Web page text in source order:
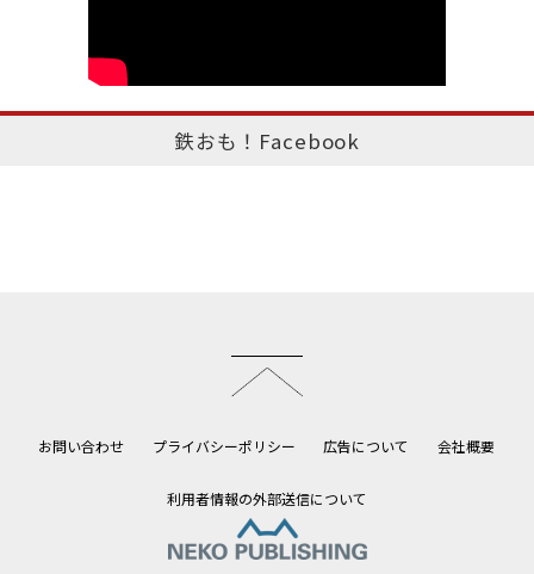
鉄おも！Facebook
お問い合わせ プライバシーポリシー 広告について 会社概要
利用者情報の外部送信について